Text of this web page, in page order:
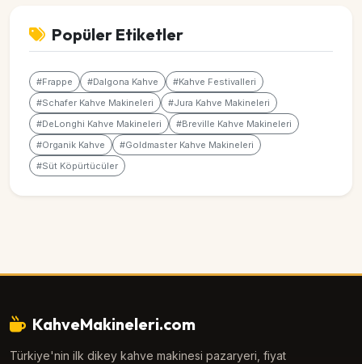
Popüler Etiketler
#Frappe #Dalgona Kahve
#Kahve Festivalleri
#Schafer Kahve Makineleri
#Jura Kahve Makineleri
#DeLonghi Kahve Makineleri
#Breville Kahve Makineleri
#Organik Kahve
#Goldmaster Kahve Makineleri
#Süt Köpürtücüler
KahveMakineleri.com
Türkiye'nin ilk dikey kahve makinesi pazaryeri, fiyat